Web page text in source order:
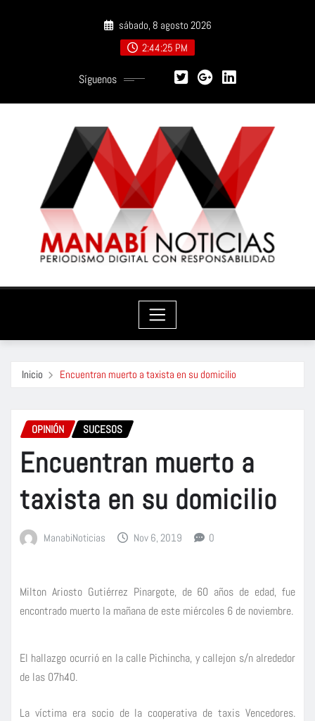
sábado, 8 agosto 2026
2:44:26 PM
Síguenos
Inicio Encuentran muerto a taxista en su domicilio
OPINIÓN SUCESOS
Encuentran muerto a
taxista en su domicilio
ManabiNoticias Nov 6, 2019 0
Milton Ariosto Gutiérrez Pinargote, de 60 años de edad, fue
encontrado muerto la mañana de este miércoles 6 de noviembre.
El hallazgo ocurrió en la calle Pichincha, y callejon s/n alrededor
de las 07h40.
La víctima era socio de la cooperativa de taxis Vencedores.